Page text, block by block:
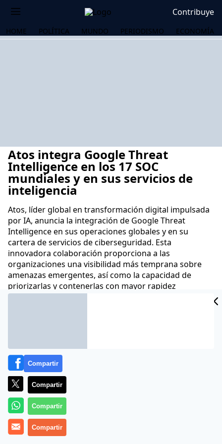
Contribuye
HOME POLÍTICA MUNDO PERIODISMO ECONOMÍA
Atos integra Google Threat
Intelligence en los 17 SOC
mundiales y en sus servicios de
inteligencia
Atos, líder global en transformación digital impulsada
por IA, anuncia la integración de Google Threat
Intelligence en sus operaciones globales y en su
cartera de servicios de ciberseguridad. Esta
innovadora colaboración proporciona a las
organizaciones una visibilidad más temprana sobre
amenazas emergentes, así como la capacidad de
priorizarlas y contenerlas con mayor rapidez
Compartir
Compartir
Compartir
Compartir